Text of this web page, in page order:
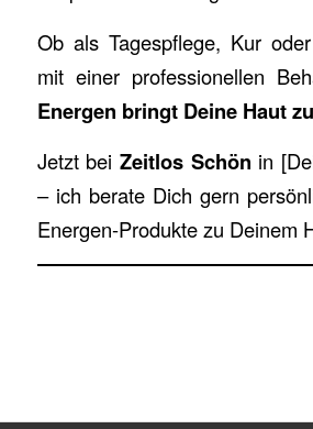
Ob als Tagespflege, Kur
mit einer professionellen
Energen bringt Deine Haut
Jetzt bei Zeitlos Schön in
– ich berate Dich gern
Energen-Produkte zu Deinem